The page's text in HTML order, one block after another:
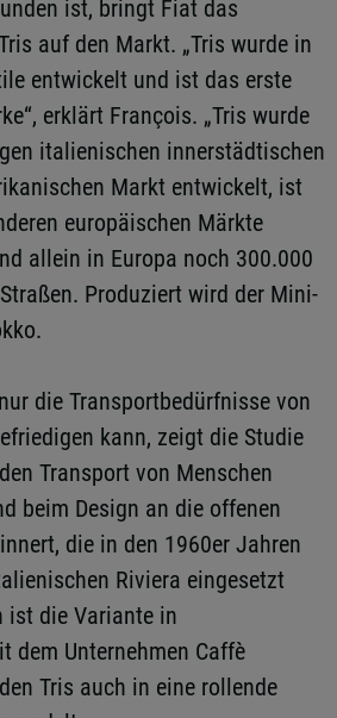
ist, bringt Fiat das
auf den Markt. „Tris wurde in
entwickelt und ist das erste
erklärt François. „Tris wurde
italienischen innerstädtischen
Markt entwickelt, ist
europäischen Märkte
allein in Europa noch 300.000
Produziert wird der Mini-
die Transportbedürfnisse von
kann, zeigt die Studie
Transport von Menschen
beim Design an die offenen
die in den 1960er Jahren
Riviera eingesetzt
ist die Variante in
dem Unternehmen Caffè
Tris auch in eine rollende